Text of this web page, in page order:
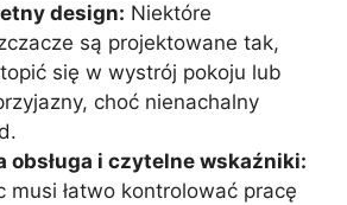
design: Niektóre
są projektowane tak,
się w wystrój pokoju lub
choć nienachalny
obsługa i czytelne wskaźniki:
musi łatwo kontrolować pracę